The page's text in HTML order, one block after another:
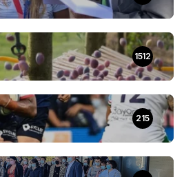
1512
215